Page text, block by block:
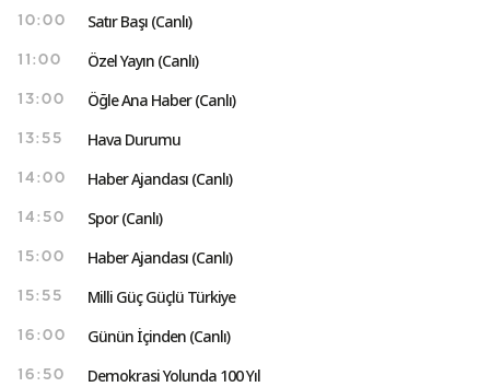
10:00 Satır Başı (Canlı)
11:00 Özel Yayın (Canlı)
13:00 Öğle Ana Haber (Canlı)
13:55 Hava Durumu
14:00 Haber Ajandası (Canlı)
14:50 Spor (Canlı)
15:00 Haber Ajandası (Canlı)
15:55 Milli Güç Güçlü Türkiye
16:00 Günün İçinden (Canlı)
16:50 Demokrasi Yolunda 100 Yıl